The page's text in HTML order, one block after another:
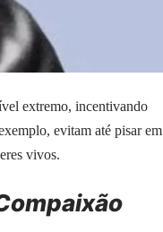
extremo, incentivando
evitam até pisar em
vivos.